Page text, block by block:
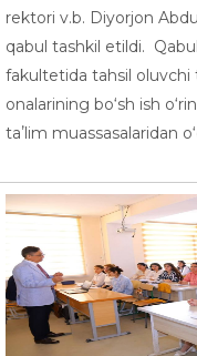
rektori v.b. Diyorjon
qabul tashkil etildi.
fakultetida tahsil oluvchi
onalarining bo‘sh ish
taʼlim muassasalaridan